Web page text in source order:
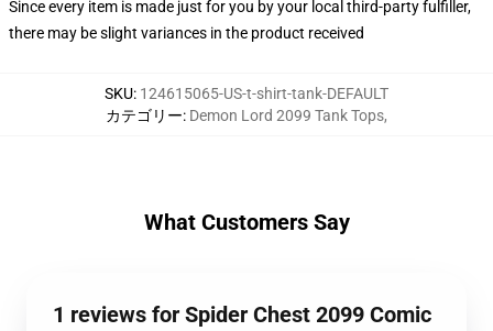
Since every item is made just for you by your local third-party fulfiller,
there may be slight variances in the product received
SKU: 124615065-US-t-shirt-tank-DEFAULT
カテゴリー: Demon Lord 2099 Tank Tops,
What Customers Say
1 reviews for Spider Chest 2099 Comic